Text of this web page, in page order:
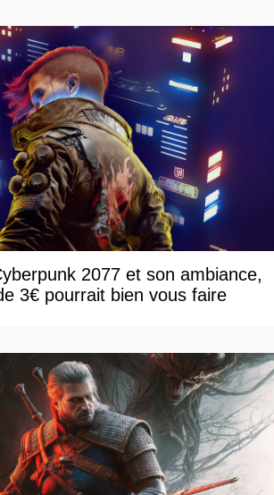
2077 et son ambiance,
3€ pourrait bien vous faire